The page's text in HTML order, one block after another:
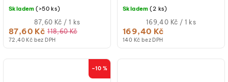
72,40 Kč bez DPH
87,60 Kč 118,60 Kč
Měrná
cena:
87,60 Kč / 1 ks
Skladem (>50 ks)
140 Kč bez DPH
169,40 Kč
Měrná
cena:
169,40 Kč / 1 ks
Skladem (2 ks)
mrazničky, mikrovlnné trouby
a myčky,...
–10 %